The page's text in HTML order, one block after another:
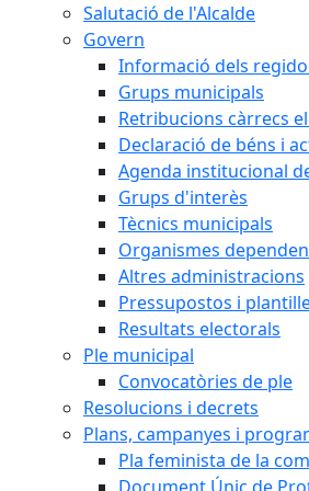
Salutació de l'Alcalde
Govern
Informació dels
Grups municipals
Retribucions càrrecs
Declaració de béns i
Agenda institucional
Grups d'interès
Tècnics municipals
Organismes
Altres administracions
Pressupostos i
Resultats electorals
Ple municipal
Convocatòries de ple
Resolucions i decrets
Plans, campanyes i
Pla feminista de la